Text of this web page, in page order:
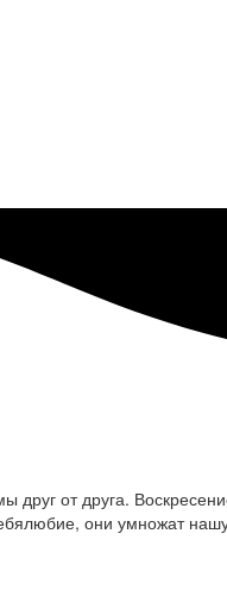
друг от друга.
они умножат